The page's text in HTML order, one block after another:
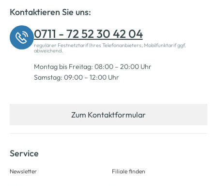
Kontaktieren Sie uns:
0711 - 72 52 30 42 04
regulärer Festnetztarif Ihres Telefonanbieters, Mobilfunktarif ggf.
abweichend.
Montag bis Freitag: 08:00 – 20:00 Uhr
Samstag: 09:00 – 12:00 Uhr
Zum Kontaktformular
Service
Newsletter Filiale finden